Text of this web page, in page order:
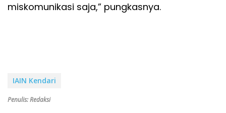
miskomunikasi saja,” pungkasnya.
IAIN Kendari
Penulis: Redaksi